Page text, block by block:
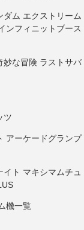
ダム エクストリーム
ンフィニットブース
妙な冒険 ラストサバ
ツ
アーケードグランプ
イト マキシマムチュ
機一覧